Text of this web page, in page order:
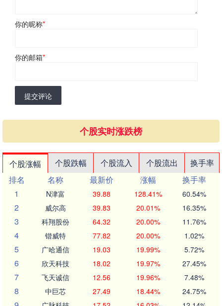
你的昵称*
你的邮箱*
提交评论
个股实时涨跌榜
个股涨幅 个股跌幅 个股流入 个股流出
换手率
排名
名称 最新价 涨幅
换手率
1
N津富 39.88 128.41% 60.54%
2 威尔高 39.83 20.01% 16.35%
3 科翔股份 64.32 20.00% 11.76%
4 锴威特 77.82 20.00% 1.02%
5 广哈通信 19.03 19.99% 5.72%
6 欣天科技 18.02 19.97% 27.45%
7 飞天诚信 12.56 19.96% 7.48%
8 中巨芯 27.49 18.44% 24.75%